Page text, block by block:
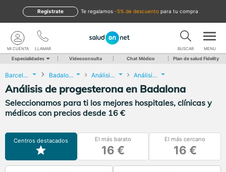
te regalamos -5% de descuento para tu compra
Regístrate
LLAMAR
MI CUENTA BUSCAR MENU
Especialidades Videoconsulta Chat Médico Plan de salud Fidelity
Barcelona Badalona Análisis Clínicos Análisis de progesterona
Análisis de progesterona en Badalona
Seleccionamos para ti los mejores hospitales, clínicas y
médicos con precios desde 16 €
Centros destacados El más barato
16 €
El más cercano
16 €